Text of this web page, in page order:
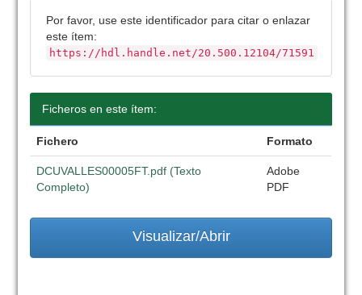
Por favor, use este identificador para citar o enlazar
este ítem:
https://hdl.handle.net/20.500.12104/71591
Ficheros en este ítem:
Fichero Formato
DCUVALLES00005FT.pdf (Texto
Completo)
Adobe
PDF
Visualizar/Abrir